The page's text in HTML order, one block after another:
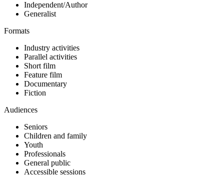
Independent/Author
Generalist
Formats
Industry activities
Parallel activities
Short film
Feature film
Documentary
Fiction
Audiences
Seniors
Children and family
Youth
Professionals
General public
Accessible sessions